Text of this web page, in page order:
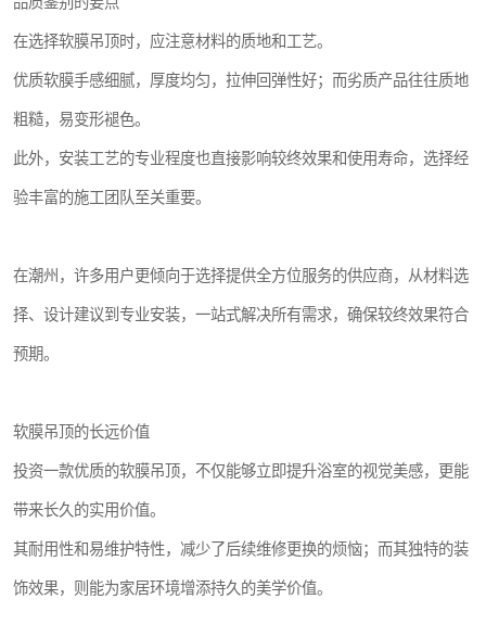
在选择软膜吊顶时，应注意材料的质地和工艺。
优质软膜手感细腻，厚度均匀，拉伸回弹性好；而劣质产品往往质地
粗糙，易变形褪色。
此外，安装工艺的专业程度也直接影响较终效果和使用寿命，选择经
验丰富的施工团队至关重要。
在潮州，许多用户更倾向于选择提供全方位服务的供应商，从材料选
择、设计建议到专业安装，一站式解决所有需求，确保较终效果符合
预期。
软膜吊顶的长远价值
投资一款优质的软膜吊顶，不仅能够立即提升浴室的视觉美感，更能
带来长久的实用价值。
其耐用性和易维护特性，减少了后续维修更换的烦恼；而其独特的装
饰效果，则能为家居环境增添持久的美学价值。